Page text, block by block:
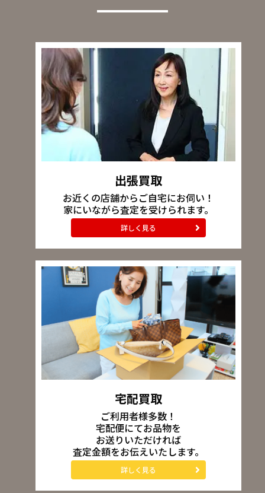
出張買取
お近くの店舗からご自宅にお伺い！
家にいながら査定を受けられます。
詳しく見る
宅配買取
ご利用者様多数！
宅配便にてお品物を
お送りいただければ
査定金額をお伝えいたします。
詳しく見る